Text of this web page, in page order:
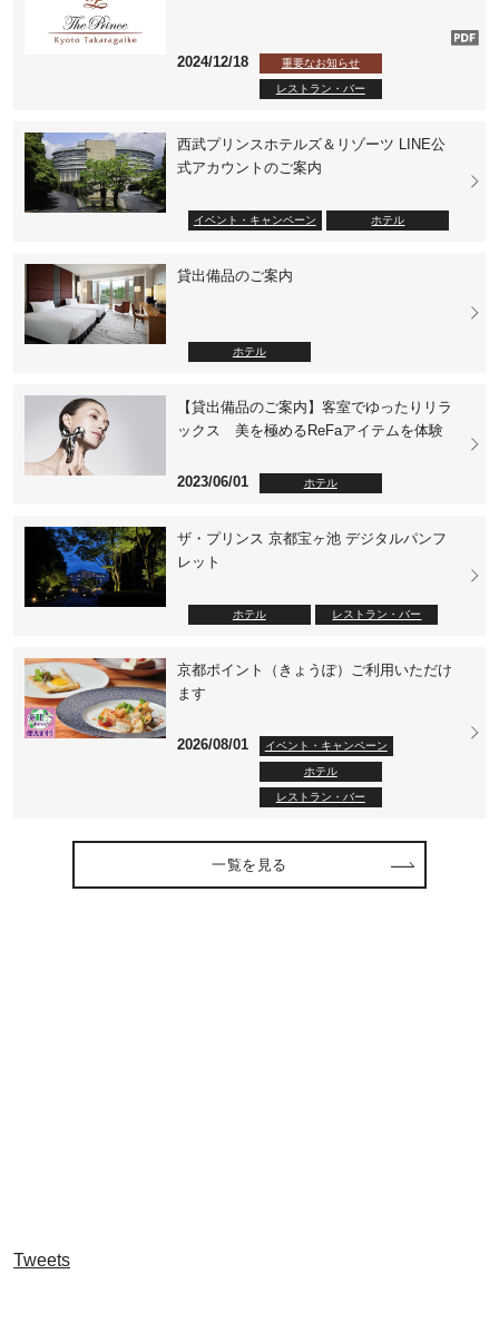
2024/12/18 重要なお知らせ
レストラン・バー
西武プリンスホテルズ＆リゾーツ LINE公
式アカウントのご案内
イベント・キャンペーン ホテル
貸出備品のご案内
ホテル
【貸出備品のご案内】客室でゆったりリラ
ックス 美を極めるReFaアイテムを体験
2023/06/01 ホテル
ザ・プリンス 京都宝ヶ池 デジタルパンフ
レット
ホテル レストラン・バー
京都ポイント（きょうぽ）ご利用いただけ
ます
2026/08/01 イベント・キャンペーン
ホテル
レストラン・バー
一覧を見る
Tweets